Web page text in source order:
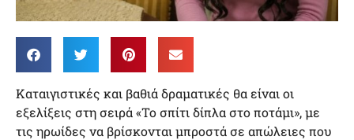
Καταιγιστικές και βαθιά δραματικές θα είναι οι
εξελίξεις στη σειρά «Το σπίτι δίπλα στο ποτάμι», με
τις ηρωίδες να βρίσκονται μπροστά σε απώλειες που